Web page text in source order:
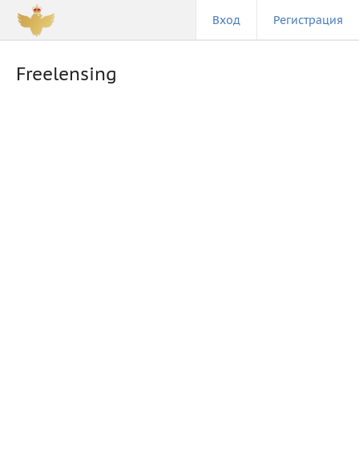
Вход Регистрация
Freelensing